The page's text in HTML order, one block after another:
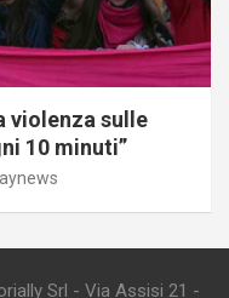
violenza sulle
10 minuti”
Srl - Via Assisi 21 -